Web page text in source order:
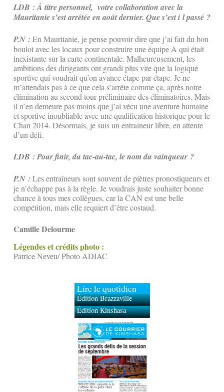
LDB : À titre personnel, votre collaboration avec la
Mauritanie s’est arrêtée en août dernier. Que s’est i l passé ?
P.N : En Mauritanie, je pense pouvoir dire que j’ai fait du bon
boulot avec les locaux pour construire une équipe A qui était
inexistante sur la carte continentale. Malheureusement, les
ambitions des dirigeants ont grandi plus vite que la logique
sportive qui voudrait qu’on avance étape par étape. Je ne
m’attendais pas à ce que cela s’arrête comme ça, après notre
élimination au second tour préliminaire des éliminatoires. Mais
il n’en demeure pas moins que j’ai vécu une aventure humaine
et sportive inoubliable avec une qualification historique pour le
Chan 2014. Désormais, je suis un entraineur libre, en attente
d’un défi.
LDB : Pour finir, du tac-au-tac, le nom du vainqueur ?
P.N : Les entraîneurs sont souvent de piètres pronostiqueurs et
je n’échappe pas à la règle. Je voudrais juste souhaiter bonne
chance à tous mes collègues, car la CAN est une belle
compétition, mais elle requiert d’être costaud.
Camille Delourme
Légendes et crédits photo :
Patrice Neveu/ Photo ADIAC
Lire le quotidien
Édition Brazzaville
Édition Kinshasa